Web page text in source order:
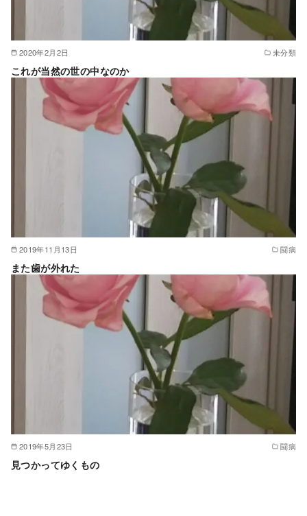
2020年2月2日 未分類
これが当然の世の中なのか
2019年11月13日 闘病
また歯が外れた
2019年5月23日 闘病
見つかってゆくもの